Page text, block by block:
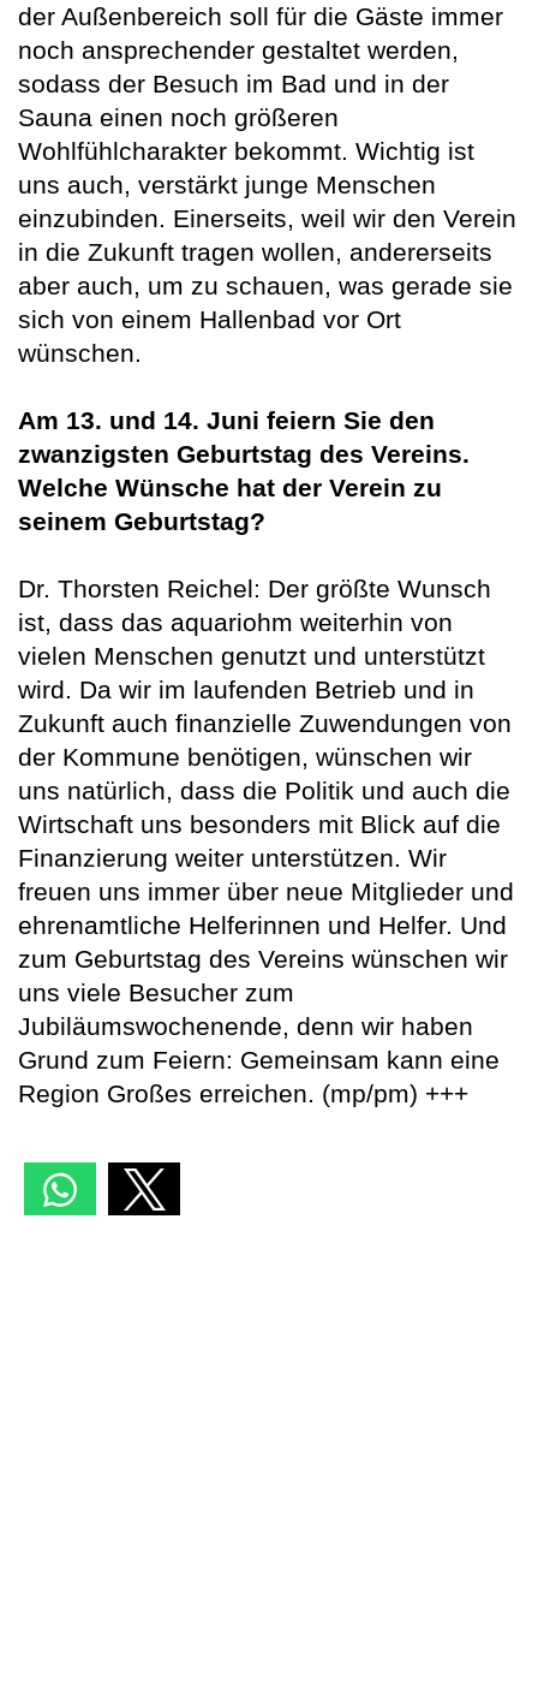
der Außenbereich soll für die Gäste immer
noch ansprechender gestaltet werden,
sodass der Besuch im Bad und in der
Sauna einen noch größeren
Wohlfühlcharakter bekommt. Wichtig ist
uns auch, verstärkt junge Menschen
einzubinden. Einerseits, weil wir den Verein
in die Zukunft tragen wollen, andererseits
aber auch, um zu schauen, was gerade sie
sich von einem Hallenbad vor Ort
wünschen.
Am 13. und 14. Juni feiern Sie den
zwanzigsten Geburtstag des Vereins.
Welche Wünsche hat der Verein zu
seinem Geburtstag?
Dr. Thorsten Reichel: Der größte Wunsch
ist, dass das aquariohm weiterhin von
vielen Menschen genutzt und unterstützt
wird. Da wir im laufenden Betrieb und in
Zukunft auch finanzielle Zuwendungen von
der Kommune benötigen, wünschen wir
uns natürlich, dass die Politik und auch die
Wirtschaft uns besonders mit Blick auf die
Finanzierung weiter unterstützen. Wir
freuen uns immer über neue Mitglieder und
ehrenamtliche Helferinnen und Helfer. Und
zum Geburtstag des Vereins wünschen wir
uns viele Besucher zum
Jubiläumswochenende, denn wir haben
Grund zum Feiern: Gemeinsam kann eine
Region Großes erreichen. (mp/pm) +++